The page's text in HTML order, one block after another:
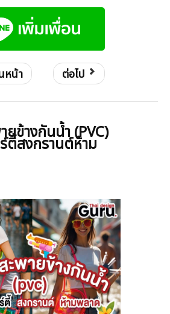
หน้า ต่อไป
ยข้างกันน้ำ (PVC)
ตี้สงกรานต์ห้าม